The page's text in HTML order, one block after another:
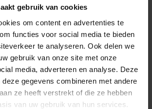
gebruik van cookies
om content en advertenties te
functies voor social media te bieden
te analyseren. Ook delen we
gebruik van onze site met onze
media, adverteren en analyse. Deze
deze gegevens combineren met andere
ze heeft verstrekt of die ze hebben
van uw gebruik van hun services.
vervangen (de norm is dat
10.000km meegaan óf tot de
afhankelijk van
bereikt wordt).
/ minimaal 1 jaar.
brandstof en in geval van
auto's een volle accu.